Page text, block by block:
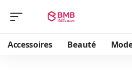
Accessoires Beauté